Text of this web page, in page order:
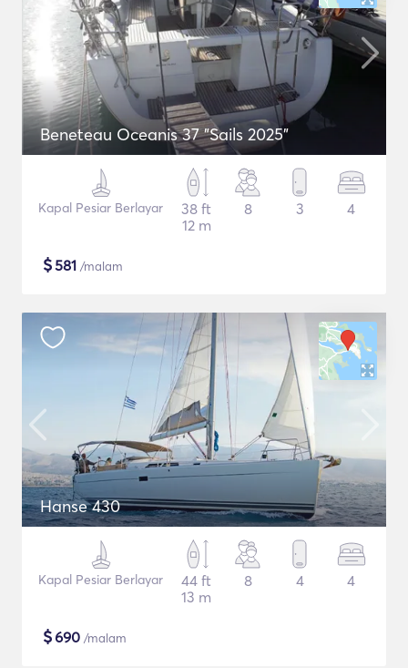
Beneteau Oceanis 37 "Sails 2025"
Kapal Pesiar Berlayar
38 ft
12 m
8 3 4
$581 /malam
Hanse 430
Kapal Pesiar Berlayar
44 ft
13 m
8 4 4
$690 /malam